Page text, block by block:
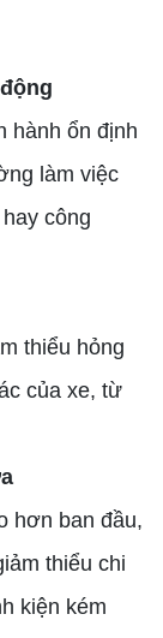
hành ổn định
làm việc
công
thiểu hỏng
của xe, từ
hơn ban đầu,
thiểu chi
kiện kém